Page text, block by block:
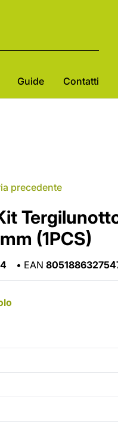
Guide Contatti
precedente
(1PCS)
• EAN